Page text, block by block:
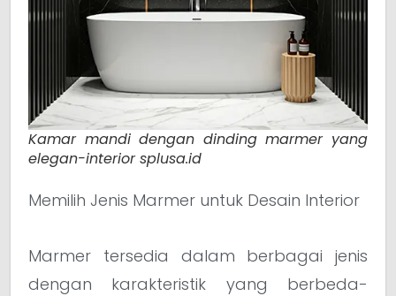
Kamar mandi dengan dinding marmer yang
elegan-interior splusa.id
Memilih Jenis Marmer untuk Desain Interior
Marmer tersedia dalam berbagai jenis
dengan karakteristik yang berbeda-